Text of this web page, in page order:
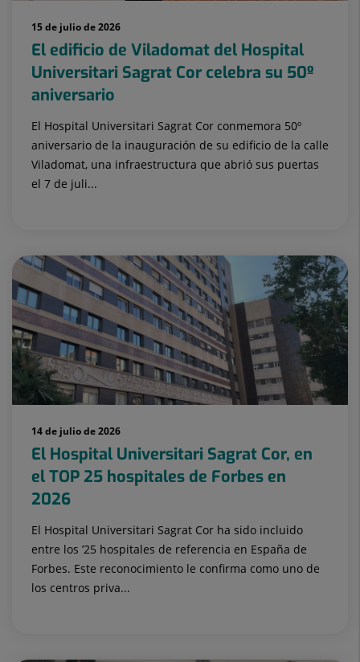
15 de julio de 2026
El edificio de Viladomat del Hospital
Universitari Sagrat Cor celebra su 50º
aniversario
El Hospital Universitari Sagrat Cor conmemora 50º
aniversario de la inauguración de su edificio de la calle
Viladomat, una infraestructura que abrió sus puertas
el 7 de juli...
14 de julio de 2026
El Hospital Universitari Sagrat Cor, en
el TOP 25 hospitales de Forbes en
2026
El Hospital Universitari Sagrat Cor ha sido incluido
entre los ’25 hospitales de referencia en España de
Forbes. Este reconocimiento le confirma como uno de
los centros priva...